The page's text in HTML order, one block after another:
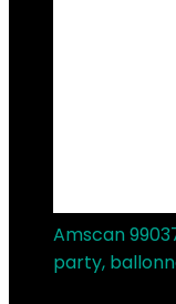
Amscan
party,